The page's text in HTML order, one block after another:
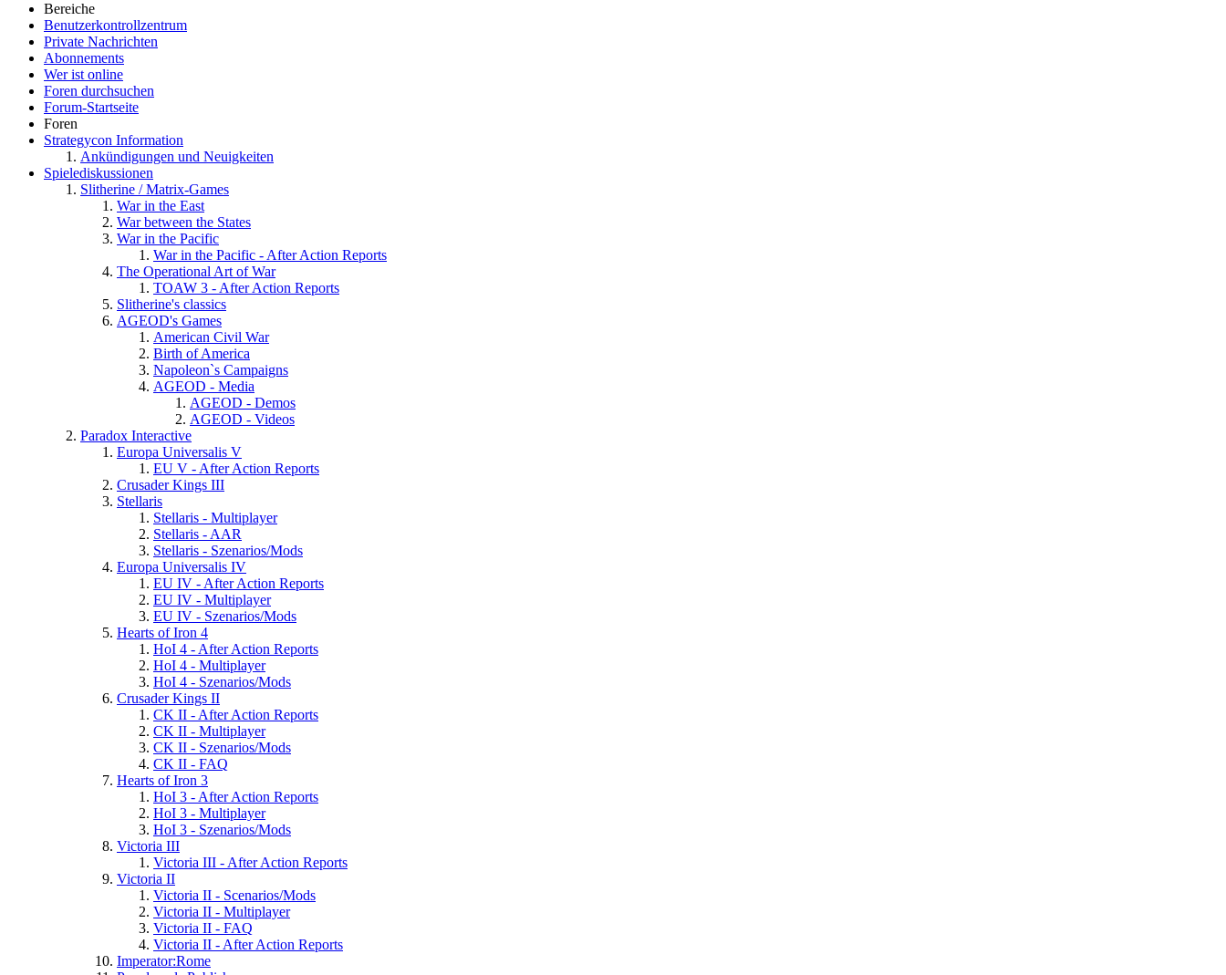
Bereiche
Benutzerkontrollzentrum
Private Nachrichten
Abonnements
Wer ist online
Foren durchsuchen
Forum-Startseite
Foren
Strategycon Information
Ankündigungen und Neuigkeiten
Spielediskussionen
Slitherine / Matrix-Games
War in the East
War between the States
War in the Pacific
War in the Pacific - After Action Reports
The Operational Art of War
TOAW 3 - After Action Reports
Slitherine's classics
AGEOD's Games
American Civil War
Birth of America
Napoleon`s Campaigns
AGEOD - Media
AGEOD - Demos
AGEOD - Videos
Paradox Interactive
Europa Universalis V
EU V - After Action Reports
Crusader Kings III
Stellaris
Stellaris - Multiplayer
Stellaris - AAR
Stellaris - Szenarios/Mods
Europa Universalis IV
EU IV - After Action Reports
EU IV - Multiplayer
EU IV - Szenarios/Mods
Hearts of Iron 4
HoI 4 - After Action Reports
HoI 4 - Multiplayer
HoI 4 - Szenarios/Mods
Crusader Kings II
CK II - After Action Reports
CK II - Multiplayer
CK II - Szenarios/Mods
CK II - FAQ
Hearts of Iron 3
HoI 3 - After Action Reports
HoI 3 - Multiplayer
HoI 3 - Szenarios/Mods
Victoria III
Victoria III - After Action Reports
Victoria II
Victoria II - Scenarios/Mods
Victoria II - Multiplayer
Victoria II - FAQ
Victoria II - After Action Reports
Imperator:Rome